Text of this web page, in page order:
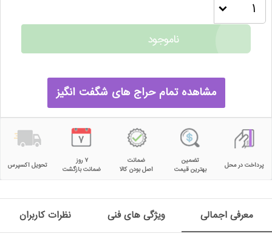
ناموجود
مشاهده تمام حراج های شگفت انگیز
پرداخت در محل
تضمین
بهترین قیمت
ضمانت
اصل بودن کالا
۷ روز
ضمانت بازگشت
تحویل اکسپرس
معرفی اجمالی ویژگی های فنی نظرات کاربران